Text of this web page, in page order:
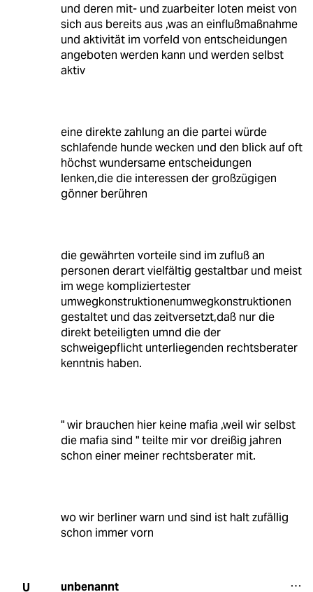
und deren mit- und zuarbeiter loten meist von
sich aus bereits aus ,was an einflußmaßnahme
und aktivität im vorfeld von entscheidungen
angeboten werden kann und werden selbst
aktiv
eine direkte zahlung an die partei würde
schlafende hunde wecken und den blick auf oft
höchst wundersame entscheidungen
lenken,die die interessen der großzügigen
gönner berühren
die gewährten vorteile sind im zufluß an
personen derart vielfältig gestaltbar und meist
im wege kompliziertester
umwegkonstruktionenumwegkonstruktionen
gestaltet und das zeitversetzt,daß nur die
direkt beteiligten umnd die der
schweigepflicht unterliegenden rechtsberater
kenntnis haben.
" wir brauchen hier keine mafia ,weil wir selbst
die mafia sind " teilte mir vor dreißig jahren
schon einer meiner rechtsberater mit.
wo wir berliner warn und sind ist halt zufällig
schon immer vorn
U unbenannt